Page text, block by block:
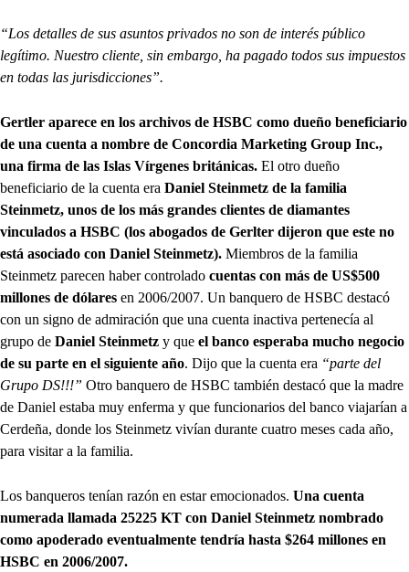
“Los detalles de sus asuntos privados no son de interés público
legítimo. Nuestro cliente, sin embargo, ha pagado todos sus impuestos
en todas las jurisdicciones”.
Gertler aparece en los archivos de HSBC como dueño beneficiario
de una cuenta a nombre de Concordia Marketing Group Inc.,
una firma de las Islas Vírgenes británicas. El otro dueño
beneficiario de la cuenta era Daniel Steinmetz de la familia
Steinmetz, unos de los más grandes clientes de diamantes
vinculados a HSBC (los abogados de Gerlter dijeron que este no
está asociado con Daniel Steinmetz). Miembros de la familia
Steinmetz parecen haber controlado cuentas con más de US$500
millones de dólares en 2006/2007. Un banquero de HSBC destacó
con un signo de admiración que una cuenta inactiva pertenecía al
grupo de Daniel Steinmetz y que el banco esperaba mucho negocio
de su parte en el siguiente año. Dijo que la cuenta era “parte del
Grupo DS!!!” Otro banquero de HSBC también destacó que la madre
de Daniel estaba muy enferma y que funcionarios del banco viajarían a
Cerdeña, donde los Steinmetz vivían durante cuatro meses cada año,
para visitar a la familia.
Los banqueros tenían razón en estar emocionados. Una cuenta
numerada llamada 25225 KT con Daniel Steinmetz nombrado
como apoderado eventualmente tendría hasta $264 millones en
HSBC en 2006/2007.